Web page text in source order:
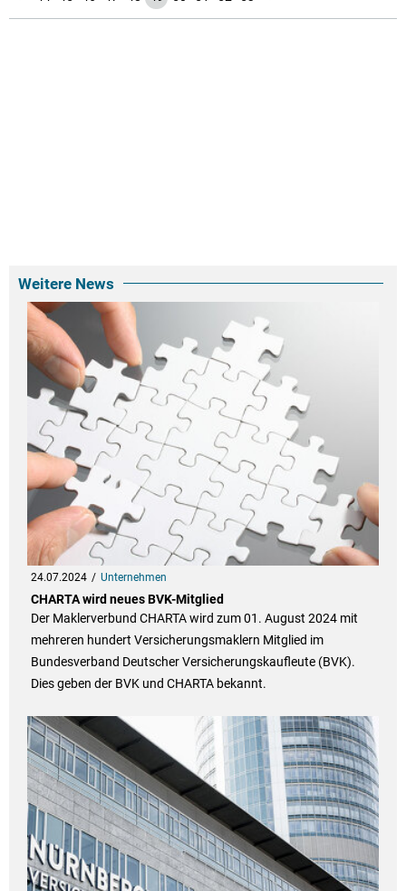
Weitere News
24.07.2024 Unternehmen
CHARTA wird neues BVK-Mitglied
Der Maklerverbund CHARTA wird zum 01. August 2024 mit
mehreren hundert Versicherungsmaklern Mitglied im
Bundesverband Deutscher Versicherungskaufleute (BVK).
Dies geben der BVK und CHARTA bekannt.